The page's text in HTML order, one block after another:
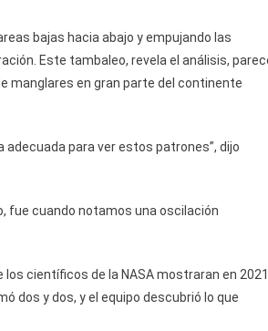
bajas hacia abajo y empujando las
Este tambaleo, revela el análisis,
manglares en gran parte del continente
para ver estos patrones”, dijo
fue cuando notamos una oscilación
científicos de la NASA mostraran en 2021
dos y dos, y el equipo descubrió lo que